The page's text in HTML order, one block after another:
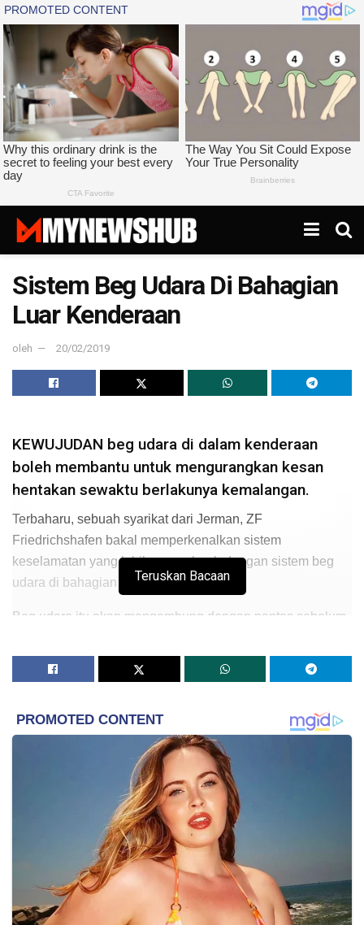
Sistem Beg Udara Di Bahagian
Luar Kenderaan
oleh 20/02/2019
KEWUJUDAN beg udara di dalam kenderaan
boleh membantu untuk mengurangkan kesan
hentakan sewaktu berlakunya kemalangan.
Terbaharu, sebuah syarikat dari Jerman, ZF
Friedrichshafen bakal memperkenalkan sistem
keselamatan yang lebih menyeluruh dengan sistem beg
udara di bahagian luar kenderaan.
Beg udara itu akan mengembung dengan pantas sebelum
awal.
belakang dan depan sesebuah kenderaan.
Ujian yang dilakukan menunjukkan ia berupaya
mengurangkan tahap kecederaan sehingga 40 peratus.
“Syarikat kami menggunakan teknologi yang boleh
mengesan kemalangan sebelum berlaku hentakan.
“Jadi beg udara di bahagian luar akan mengembung
terlebih dahulu.
“Misi kami untuk menjadikan dunia ini sifar
Teruskan Bacaan